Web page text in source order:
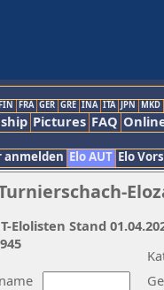
FRA GER GRE INA ITA JPN MKD
Pictures FAQ
anmelden Elo AUT Elo
Elolisten Stand